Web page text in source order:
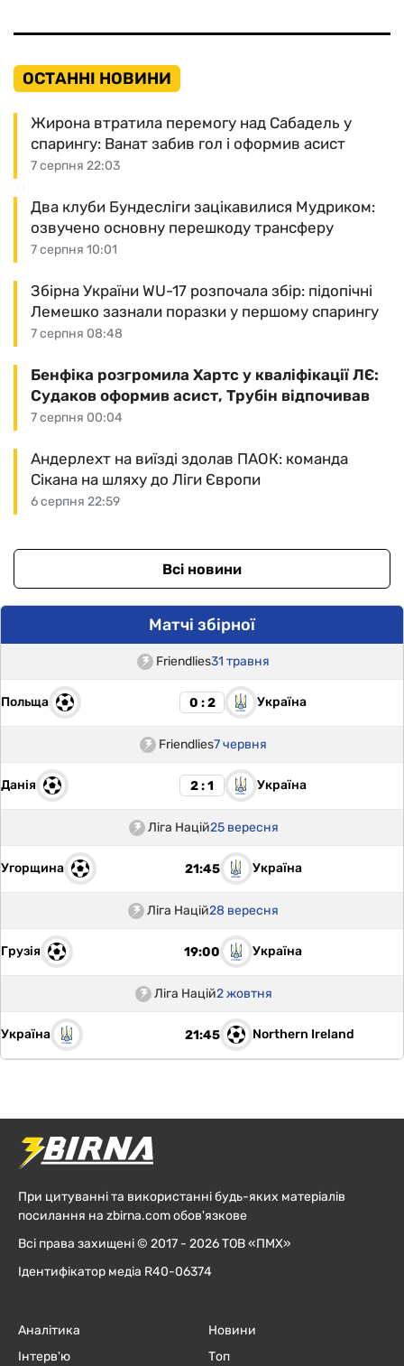
ОСТАННІ НОВИНИ
7 серпня 22:03
Жирона втратила перемогу над Сабадель у
спарингу: Ванат забив гол і оформив асист
7 серпня 10:01
Два клуби Бундесліги зацікавилися Мудриком:
озвучено основну перешкоду трансферу
7 серпня 08:48
Збірна України WU-17 розпочала збір: підопічні
Лемешко зазнали поразки у першому спарингу
7 серпня 00:04
Бенфіка розгромила Хартс у кваліфікації ЛЄ:
Судаков оформив асист, Трубін відпочивав
6 серпня 22:59
Андерлехт на виїзді здолав ПАОК: команда
Сікана на шляху до Ліги Європи
Всі новини
Матчі збірної
Friendlies31 травня
Польща 0 : 2 Україна
Friendlies7 червня
Данія 2 : 1 Україна
Ліга Націй25 вересня
Угорщина 21:45 Україна
Ліга Націй28 вересня
Грузія 19:00 Україна
Ліга Націй2 жовтня
Україна 21:45 Northern Ireland
При цитуванні та використанні будь-яких матеріалів
посилання на zbirna.com обов'язкове
Всі права захищені © 2017 - 2026 ТОВ «ПМХ»
Ідентифікатор медіа R40-06374
Аналітика
Інтерв'ю
Новини
Топ